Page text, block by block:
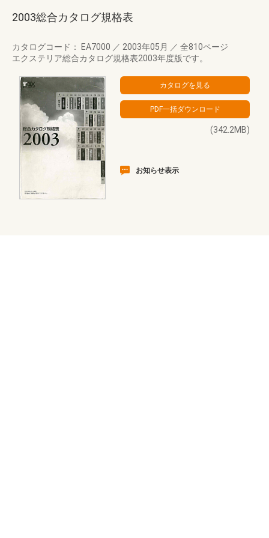
2003総合カタログ規格表
カタログコード： EA7000 ／ 2003年05月 ／ 全810ページ
エクステリア総合カタログ規格表2003年度版です。
(342.2MB)
お知らせ表示